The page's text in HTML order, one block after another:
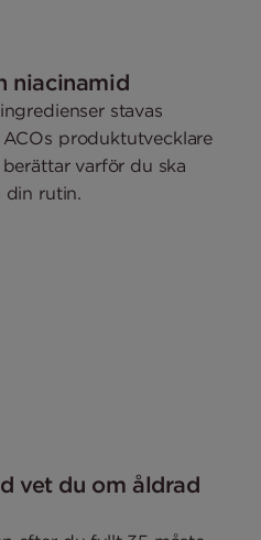
niacinamid
stavas
produktutvecklare
varför du ska
din rutin.
vet du om åldrad